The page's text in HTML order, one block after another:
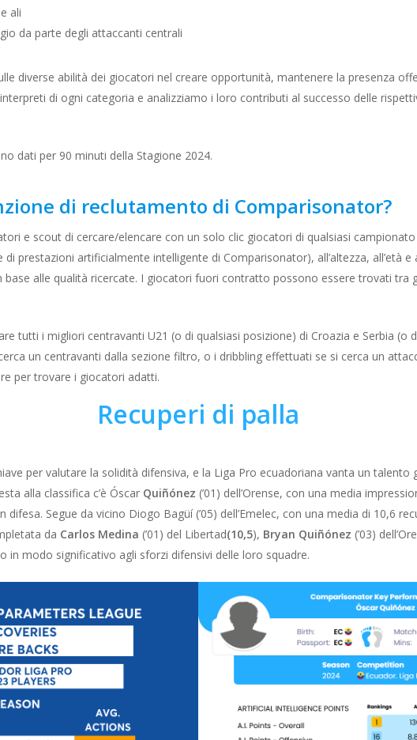
ali
da parte degli attaccanti centrali
diverse abilità dei giocatori nel creare opportunità, mantenere la presenza
di ogni categoria e analizziamo i loro contributi al successo delle
dati per 90 minuti della Stagione 2024.
di reclutamento di Comparisonator?
e scout di cercare/elencare con un solo clic giocatori di qualsiasi
di prestazioni artificialmente intelligente di Comparisonator), all’altezza, all’età
alle qualità ricercate. I giocatori fuori contratto possono essere trovati tra
tutti i migliori centravanti U21 (o di qualsiasi posizione) di Croazia e Serbia (o
un centravanti dalla sezione filtro, o i dribbling effettuati se si cerca un
per trovare i giocatori adatti.
Recuperi di palla
per valutare la solidità difensiva, e la Liga Pro ecuadoriana vanta un talento
alla classifica c’è Óscar Quiñónez (’01) dell’Orense, con una media
difesa. Segue da vicino Diogo Bagüí(’05) dell’Emelec, con una media di 10,6
da Carlos Medina (’01) del Libertad(10,5), Bryan Quiñónez (’03)
in modo significativo agli sforzi difensivi delle loro squadre.